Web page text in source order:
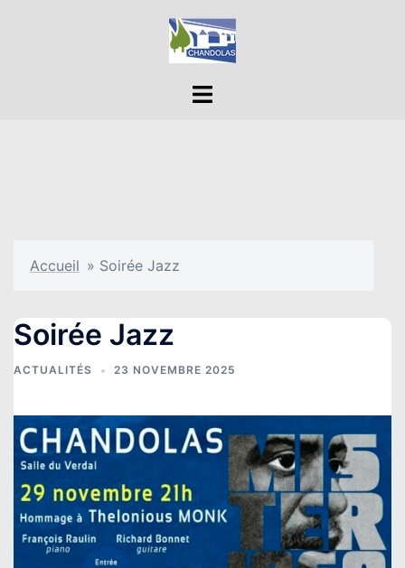
Ouvrir/fermer
Accueil » Soirée Jazz
Soirée Jazz
ACTUALITÉS 23 NOVEMBRE 2025